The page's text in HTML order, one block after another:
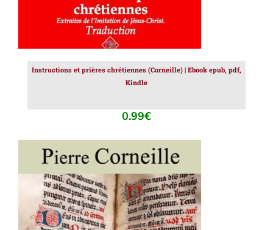
Instructions et prières chrétiennes (Corneille) | Ebook epub, pdf,
Kindle
0.99€